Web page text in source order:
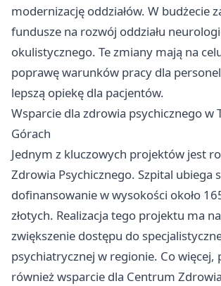
modernizację oddziałów. W budżecie
fundusze na rozwój oddziału
okulistycznego. Te zmiany mają na
poprawę warunków pracy dla
lepszą opiekę dla pacjentów.
Wsparcie dla zdrowia psychicznego w
Górach
Jednym z kluczowych projektów jest
Zdrowia Psychicznego. Szpital ubiega
dofinansowanie w wysokości około
złotych. Realizacja tego projektu ma
zwiększenie dostępu do
psychiatrycznej w regionie. Co więcej,
również wsparcie dla Centrum